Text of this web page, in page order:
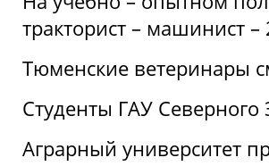
тракторист – машинист –
Тюменские ветеринары
Студенты ГАУ
Аграрный университет